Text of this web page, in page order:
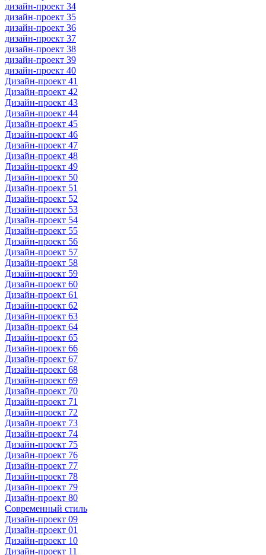
дизайн-проект 34
дизайн-проект 35
дизайн-проект 36
дизайн-проект 37
дизайн-проект 38
дизайн-проект 39
дизайн-проект 40
Дизайн-проект 41
Дизайн-проект 42
Дизайн-проект 43
Дизайн-проект 44
Дизайн-проект 45
Дизайн-проект 46
Дизайн-проект 47
Дизайн-проект 48
Дизайн-проект 49
Дизайн-проект 50
Дизайн-проект 51
Дизайн-проект 52
Дизайн-проект 53
Дизайн-проект 54
Дизайн-проект 55
Дизайн-проект 56
Дизайн-проект 57
Дизайн-проект 58
Дизайн-проект 59
Дизайн-проект 60
Дизайн-проект 61
Дизайн-проект 62
Дизайн-проект 63
Дизайн-проект 64
Дизайн-проект 65
Дизайн-проект 66
Дизайн-проект 67
Дизайн-проект 68
Дизайн-проект 69
Дизайн-проект 70
Дизайн-проект 71
Дизайн-проект 72
Дизайн-проект 73
Дизайн-проект 74
Дизайн-проект 75
Дизайн-проект 76
Дизайн-проект 77
Дизайн-проект 78
Дизайн-проект 79
Дизайн-проект 80
Современный стиль
Дизайн-проект 09
Дизайн-проект 01
Дизайн-проект 10
Дизайн-проект 11